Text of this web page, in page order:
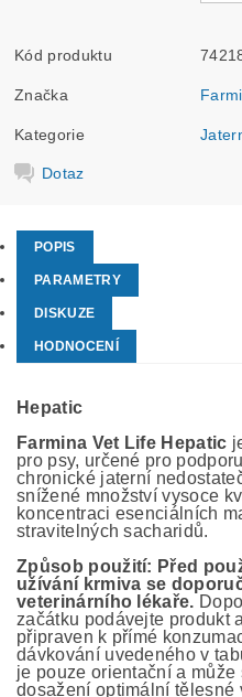
Kód produktu
Značka
Kategorie
Dotaz
POPIS
PARAMETRY
DISKUZE
HODNOCENÍ
Hepatic
Farmina Vet Life Hepatic
pro psy, určené pro
chronické jaterní
snížené množství vysoce
koncentraci esenciálních
stravitelných sacharidů.
Způsob použití: Před
užívání krmiva se
veterinárního lékaře.
začátku podávejte produkt
připraven k přímé
dávkování uvedeného v
je pouze orientační a
dosažení optimální tělesné